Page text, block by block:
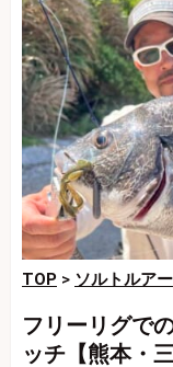
TOP > ソルトルアー
フリーリグで
ッチ【熊本・